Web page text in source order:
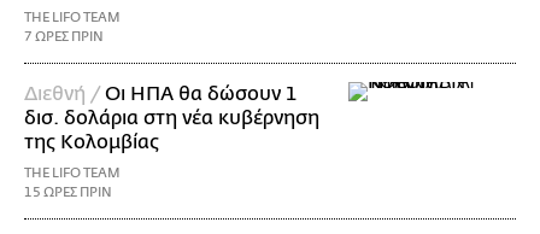
THE LIFO TEAM
7 ΩΡΕΣ ΠΡΙΝ
Διεθνή / Οι ΗΠΑ θα δώσουν 1
δισ. δολάρια στη νέα κυβέρνηση
της Κολομβίας
THE LIFO TEAM
15 ΩΡΕΣ ΠΡΙΝ